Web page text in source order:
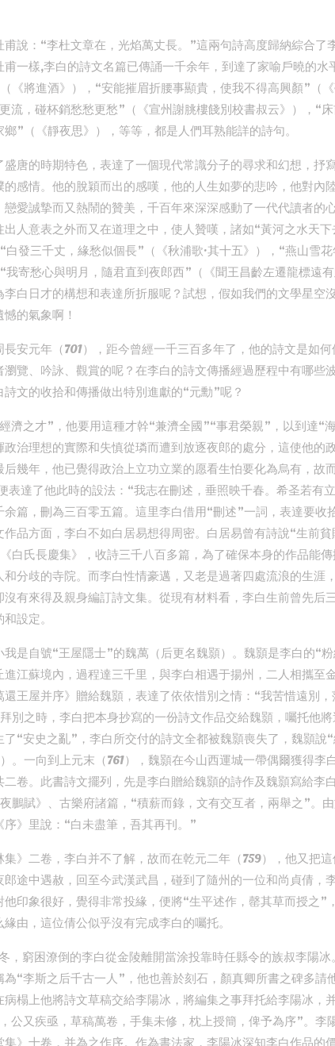
甫說：“李杜文章在，光焰萬丈長。”這兩句詩高度歸納綜合了
一樣,李白的詩文名篇已傳誦一千余年，到達了家喻戶曉的水
《將進酒》），“安能摧眉折腰事顯貴，使我不得高興顏”（
流，碰杯銷愁愁更愁”（《宣州謝朓樓餞別校書叔云》），“床
”（《靜夜思》），等等，都是人們耳熟能詳的詩句。
唐的時期特色，表達了一個現代常識分子的尋求和幻想，抒
感情。他的脫穎而出的感嘆，他的人生如夢的悲吟，他對內
愛誠摯而又熱鬧的贊美，千百年來深深感動了一代代讀者的
人意表之外而又在道理之中，使人贊嘆，諸如“黃河之水天
白發三千丈，緣愁似個長”（《秋浦歌·其十五》），“燕山雪
我寄愁心與明月，隨君直到夜郎西”（《聞王昌齡左遷龍標
白日才的構想和表達所折服呢？試想，假如我們的文學星空
的氣象啊！
安元年（701），距今曾經一千三百多年了，他的詩文是如
覽、吟詠、觀賞的呢？在李白的詩文傳播經過歷程中有哪些
文的收拾和傳播做出特別進獻的“元勳”呢？
濟之才”，他要用這種才幹“兼濟全國”“事君榮親”，以到達“
治理想的實際和失慎從璘而遭到放逐夜郎的處分，這使他的
幾年，他已覺得政治上立功立業的愿看生怕要化為烏有，故
表達了他此時的設法：“我志在刪述，垂照映千春。希圣若有
篇，刪為三百零五篇。這里李白借用“刪述”一詞，表達要收
品方面，李白不如白居易想得周密。白居易曾有詩說“生前
白氏長慶集》，收詩三千八百多篇，為了確保本身的作品能
分歧的寺院。而李白性情豪邁，又老是過著四處流浪的生涯
有來得及親身編訂詩文集。從現有材料看，李白生前曾先后
設定。
是自號“王屋隱士”的魏萬（后更名魏顥）。魏顥是李白的“
江蘇境內，過程達三千里，與李白相遇于揚州，二人相攜至
王屋并序》贈給魏顥，表達了依依惜別之情：“我苦惜遠別
別之時，李白把本身抄寫的一份詩文作品交給魏顥，囑托他
“安史之亂”，李白所交付的詩文全都被魏顥喪失了，魏顥說
。一向到上元末（761），魏顥在今山西運城一帶偶爾獲得李
卷。此書詩文擺列，先是李白贈給魏顥的詩作及魏顥寫給李
鵬賦》、古樂府諸篇，“積薪而錄，文有交互者，兩舉之”。
序》里說：“白未盡筆，吾其再刊。”
》二卷，李白并不了解，故而在乾元二年（759），他又把
途中遇赦，回至今武漢武昌，碰到了隨州的一位和尚貞倩，
印象很好，覺得非常投緣，便將“生平述作，罄其草而授之”
由，這位倩公似乎沒有完成李白的囑托。
，窮困潦倒的李白從金陵離開當涂投靠時任縣令的族叔李陽冰
為“李斯之后千古一人”，他也善於刻石，顏真卿所書之碑多請
榻上他將詩文草稿交給李陽冰，將編集之事拜托給李陽冰，
公又疾亟，草稿萬卷，手集未修，枕上授簡，俾予為序”。李